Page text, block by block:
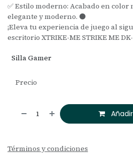
✅ Estilo moderno: Acabado en
elegante y moderno. ⚫
¡Eleva tu experiencia de juego al
escritorio XTRIKE-ME STRIKE ME DK-
Silla Gamer
Precio
Términos y condiciones